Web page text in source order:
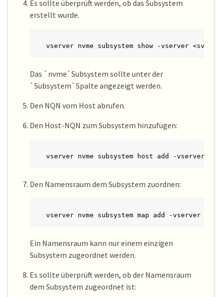
Es sollte überprüft werden, ob das Subsystem
erstellt wurde.
vserver nvme subsystem show -vserver
Das `nvme`Subsystem sollte unter der
`Subsystem`Spalte angezeigt werden.
Den NQN vom Host abrufen.
Den Host-NQN zum Subsystem hinzufügen:
vserver nvme subsystem host add -vserver
Den Namensraum dem Subsystem zuordnen:
vserver nvme subsystem map add -vserver
Ein Namensraum kann nur einem einzigen
Subsystem zugeordnet werden.
Es sollte überprüft werden, ob der Namensraum
dem Subsystem zugeordnet ist: